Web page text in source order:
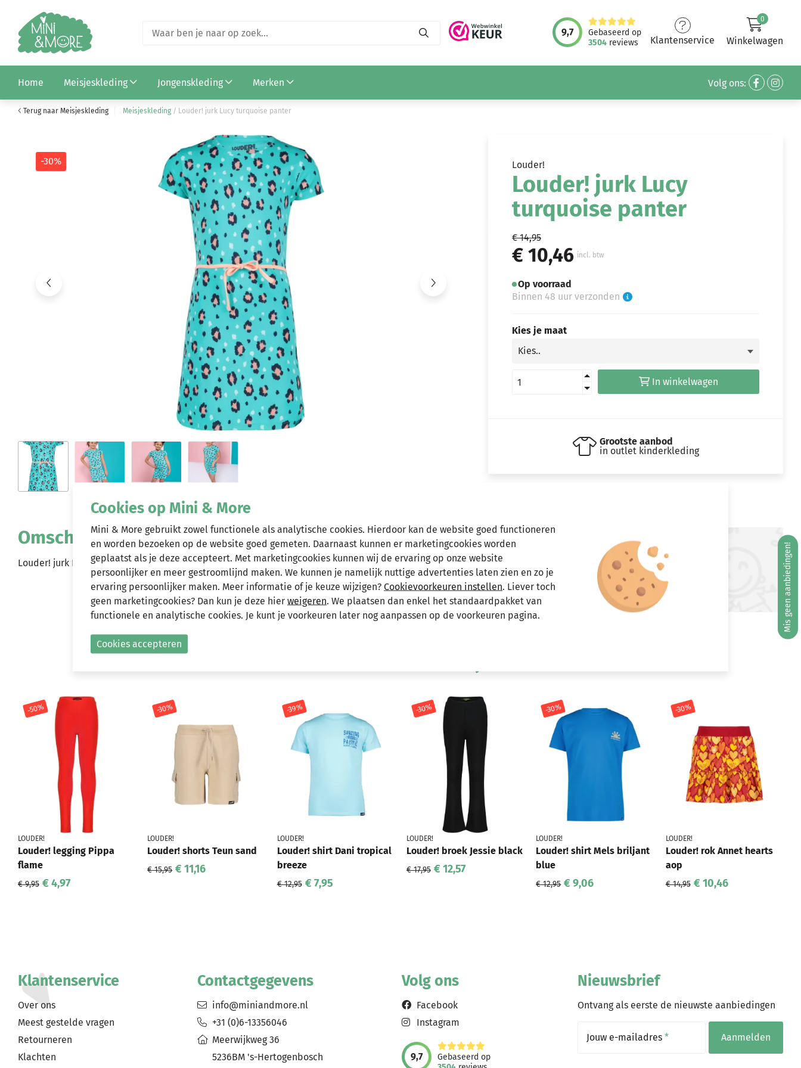
9,7
Gebaseerd op
3504 reviews Klantenservice
0
Winkelwagen
Home Meisjeskleding Jongenskleding Merken Volg ons:
Terug naar Meisjeskleding Meisjeskleding / Louder! jurk Lucy turquoise panter
Louder!
Louder! jurk Lucy
turquoise panter
-30%
€ 14,95
€ 10,46 incl. btw
Op voorraad
Binnen 48 uur verzonden
Kies je maat
In winkelwagen
Grootste aanbod
in outlet kinderkleding
Omschrijving
Louder! jurk Lucy turquoise panter
Heeft u vragen?
Stuur een e-mail
info@miniandmore.nl
-50%
LOUDER!
Louder! legging Pippa
flame
€ 9,95 € 4,97
-30%
LOUDER!
Louder! shorts Teun sand
€ 15,95 € 11,16
-39%
LOUDER!
Louder! shirt Dani tropical
breeze
€ 12,95 € 7,95
-30%
LOUDER!
Louder! broek Jessie black
€ 17,95 € 12,57
-30%
LOUDER!
Louder! shirt Mels briljant
blue
€ 12,95 € 9,06
-30%
LOUDER!
Louder! rok Annet hearts
aop
€ 14,95 € 10,46
€ 14,95 € 10,46
Klantenservice
Over ons
Meest gestelde vragen
Retourneren
Klachten
Contactgegevens
info@miniandmore.nl
+31 (0)6-13356046
Meerwijkweg 36
5236BM 's-Hertogenbosch
Volg ons
Facebook
Instagram
9,7
Gebaseerd op
Nieuwsbrief
Ontvang als eerste de nieuwste aanbiedingen
Jouw e-mailadres * Aanmelden
Mis geen aanbiedingen!
Cookies op Mini & More
Mini & More gebruikt zowel functionele als analytische cookies. Hierdoor kan de website goed functioneren
en worden bezoeken op de website goed gemeten. Daarnaast kunnen er marketingcookies worden
geplaatst als je deze accepteert. Met marketingcookies kunnen wij de ervaring op onze website
persoonlijker en meer gestroomlijnd maken. We kunnen je namelijk nuttige advertenties laten zien en zo je
ervaring persoonlijker maken. Meer informatie of je keuze wijzigen? Cookievoorkeuren instellen. Liever toch
geen marketingcookies? Dan kun je deze hier weigeren. We plaatsen dan enkel het standaardpakket van
functionele en analytische cookies. Je kunt je voorkeuren later nog aanpassen op de voorkeuren pagina.
Cookies accepteren